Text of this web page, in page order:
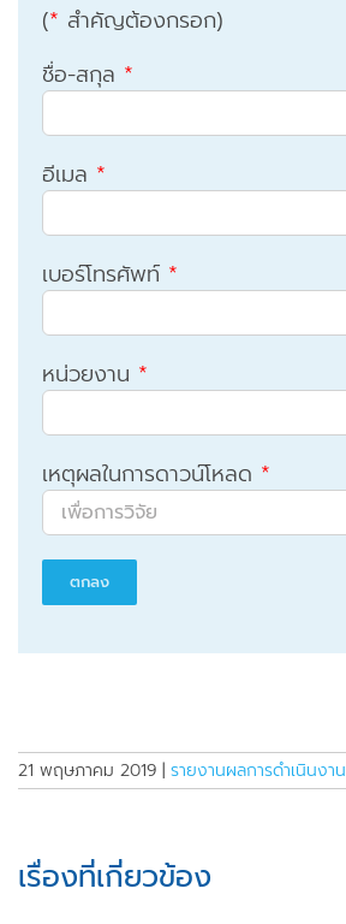
(* สำคัญต้องกรอก)
ชื่อ-สกุล *
อีเมล *
เบอร์โทรศัพท์ *
หน่วยงาน *
เหตุผลในการดาวน์โหลด *
21 พฤษภาคม 2019 | รายงานผลการดำเนินงาน
เรื่องที่เกี่ยวข้อง